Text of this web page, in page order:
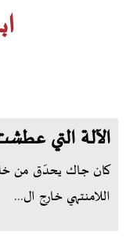
الآلة التي
كان جاك يحدّق من
اللامنتهي خارج ال...